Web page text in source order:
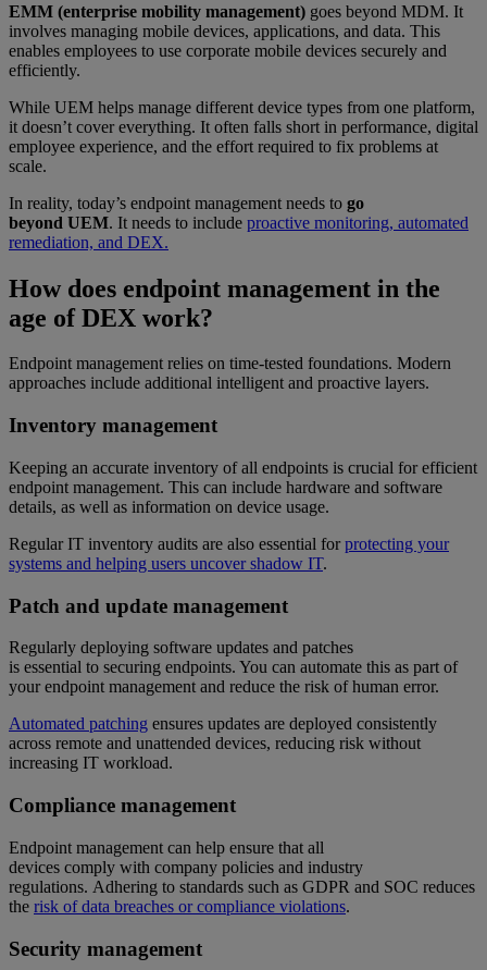
EMM (enterprise mobility management) goes beyond MDM. It
involves managing mobile devices, applications, and data. This
enables employees to use corporate mobile devices securely and
efficiently.
While UEM helps manage different device types from one platform,
it doesn’t cover everything. It often falls short in performance, digital
employee experience, and the effort required to fix problems at
scale.
In reality, today’s endpoint management needs to go
beyond UEM. It needs to include proactive monitoring, automated
remediation, and DEX.
How does endpoint management in the
age of DEX work?
Endpoint management relies on time-tested foundations. Modern
approaches include additional intelligent and proactive layers.
Inventory management
Keeping an accurate inventory of all endpoints is crucial for efficient
endpoint management. This can include hardware and software
details, as well as information on device usage.
Regular IT inventory audits are also essential forprotecting your
systems and helping users uncover shadow IT.
Patch and update management
Regularly deploying software updates and patches
is essential to securing endpoints. You can automate this as part of
your endpoint management and reduce the risk of human error.
Automated patching ensures updates are deployed consistently
across remote and unattended devices, reducing risk without
increasing IT workload.
Compliance management
Endpoint management can help ensure that all
devices comply with company policies and industry
regulations. Adhering to standards such as GDPR and SOC reduces
the risk of data breaches or compliance violations.
Security management